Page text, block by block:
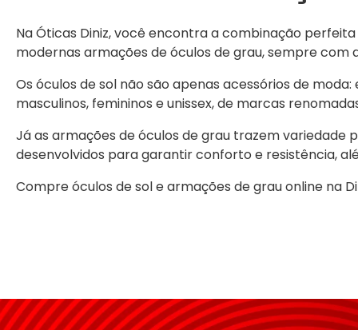
Proteção da Lente
Na Óticas Diniz, você encontra a combinação
modernas armações de óculos de grau, sempre com
Os óculos de sol não são apenas acessórios de
masculinos, femininos e unissex, de marcas
Já as armações de óculos de grau trazem variedade
desenvolvidos para garantir conforto e resistência,
Compre óculos de sol e armações de grau online na